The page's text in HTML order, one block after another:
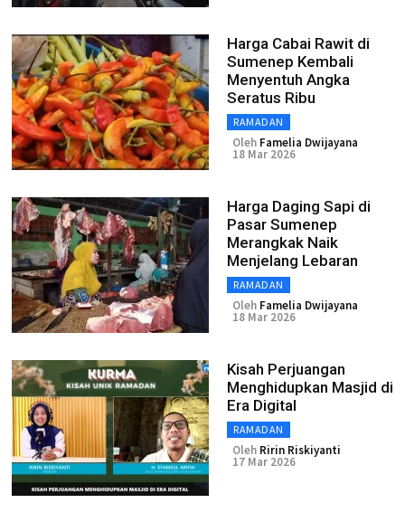
Harga Cabai Rawit di
Sumenep Kembali
Menyentuh Angka
Seratus Ribu
RAMADAN
Oleh Famelia Dwijayana
18 Mar 2026
Harga Daging Sapi di
Pasar Sumenep
Merangkak Naik
Menjelang Lebaran
RAMADAN
Oleh Famelia Dwijayana
18 Mar 2026
Kisah Perjuangan
Menghidupkan Masjid di
Era Digital
RAMADAN
Oleh Ririn Riskiyanti
17 Mar 2026